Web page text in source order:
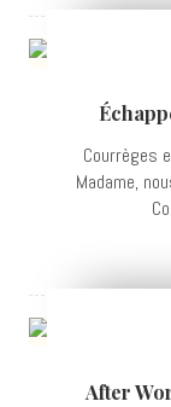
Courrèges
Madame,
After